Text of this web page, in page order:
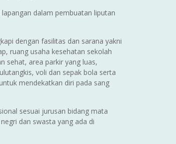
dalam pembuatan liputan
dengan fasilitas dan sarana yakni
ruang usaha kesehatan sekolah
sehat, area parkir yang luas,
voli dan sepak bola serta
mendekatkan diri pada sang
sesuai jurusan bidang mata
dan swasta yang ada di